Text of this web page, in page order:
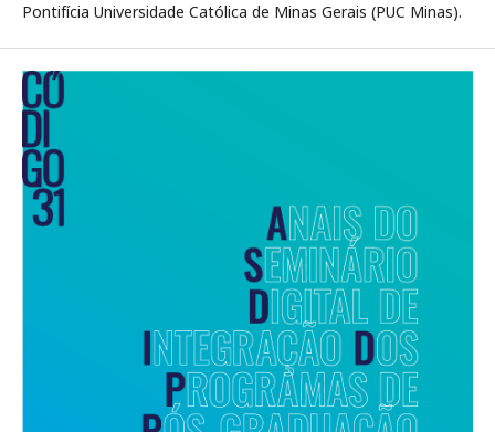
Pontifícia Universidade Católica de Minas Gerais (PUC Minas).